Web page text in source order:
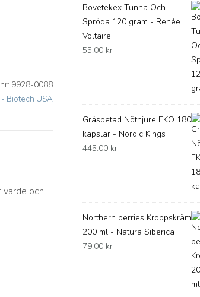
9928-0088
Biotech USA
och
Bovetekex Tunna Och
Spröda 120 gram - Renée
Voltaire
55.00 kr
Gräsbetad Nötnjure EKO 180
kapslar - Nordic Kings
445.00 kr
Northern berries Kroppskräm
200 ml - Natura Siberica
79.00 kr